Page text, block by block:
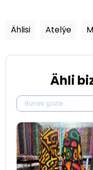
Ählisi Atelýe
Ähli